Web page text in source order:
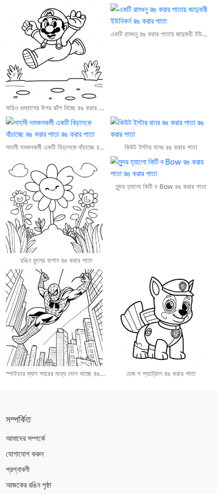
মারিও গুম্বাসের উপর ঝাঁপ দিচ্ছে রঙ করার পাতা
একটি রামধনু রঙ করার পাতায় জাদুকরী ইউনিকর্ন
সাহসী দমকলকর্মী একটি বিড়ালকে বাঁচাচ্ছে রঙ করার পাতা কিউট ইস্টার বানর রঙ করার পাতা
রঙিন ফুলের বাগান রঙ করার পাতা
সুন্দর হ্যালো কিটি ব Bow রঙ করার পাতা
স্পাইডার ম্যান শহরের মধ্যে দোল খাচ্ছে রঙ করার পাতা চেজ প প্যাট্রোল রঙ করার পাতা
সম্পর্কিত
আমাদের সম্পর্কে
যোগাযোগ করুন
প্রশ্নাবলী
আজকের রঙিন পৃষ্ঠা